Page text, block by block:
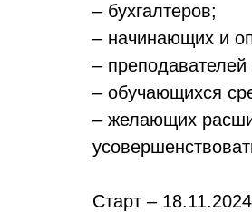
– бухгалтеров;
– начинающих и
–
– обучающихся
– желающих
Старт – 18.11.2024